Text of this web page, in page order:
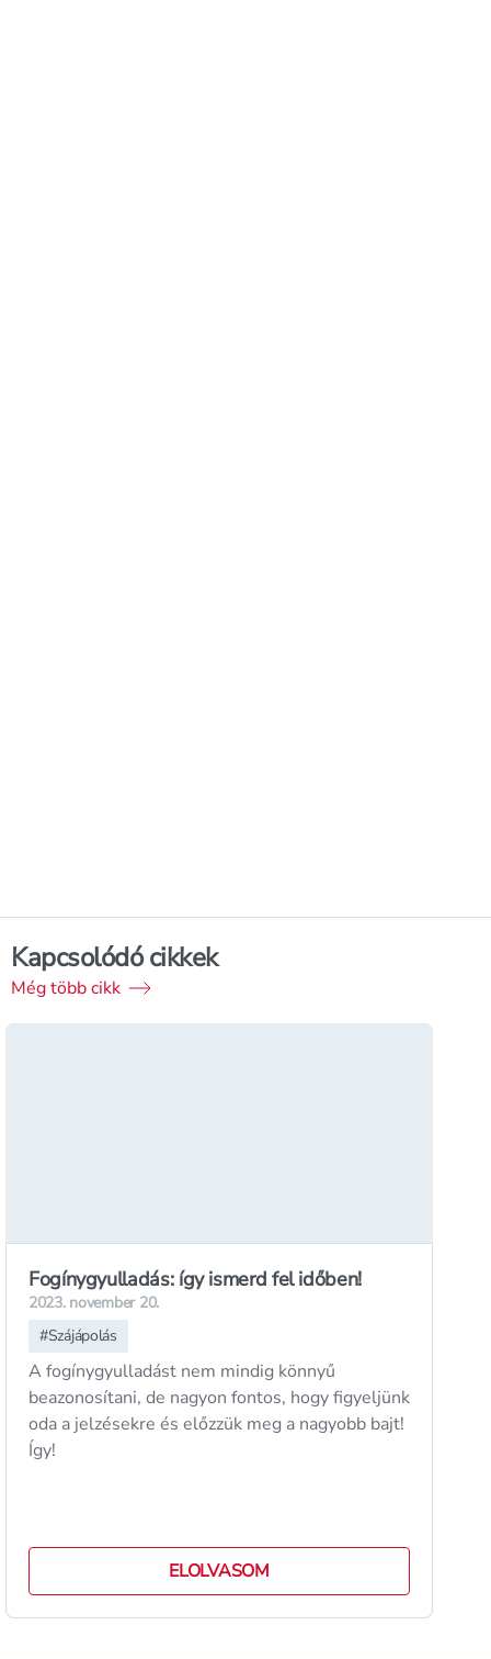
Kapcsolódó cikkek
Még több cikk
Fogínygyulladás: így ismerd fel időben!
2023. november 20.
#Szájápolás
A fogínygyulladást nem mindig könnyű
beazonosítani, de nagyon fontos, hogy figyeljünk
oda a jelzésekre és előzzük meg a nagyobb bajt!
Így!
ELOLVASOM